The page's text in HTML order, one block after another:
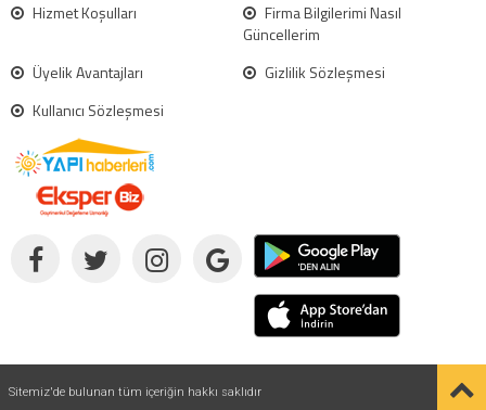
Hizmet Koşulları
Firma Bilgilerimi Nasıl
Güncellerim
Üyelik Avantajları
Gizlilik Sözleşmesi
Kullanıcı Sözleşmesi
Sitemiz'de bulunan tüm içeriğin hakkı saklıdır